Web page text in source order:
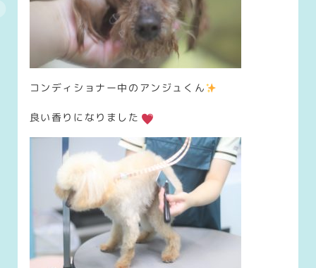
コンディショナー中のアンジュくん
良い香りになりました